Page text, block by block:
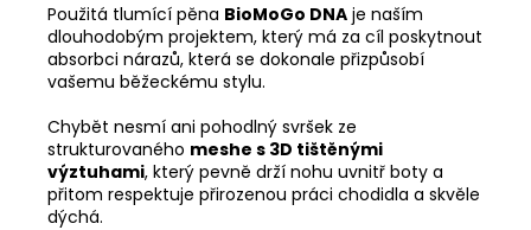
Použitá tlumící pěna BioMoGo DNA je naším
dlouhodobým projektem, který má za cíl poskytnout
absorbci nárazů, která se dokonale přizpůsobí
vašemu běžeckému stylu.
Chybět nesmí ani pohodlný svršek ze
strukturovaného meshe s 3D tištěnými
výztuhami, který pevně drží nohu uvnitř boty a
přitom respektuje přirozenou práci chodidla a skvěle
dýchá.